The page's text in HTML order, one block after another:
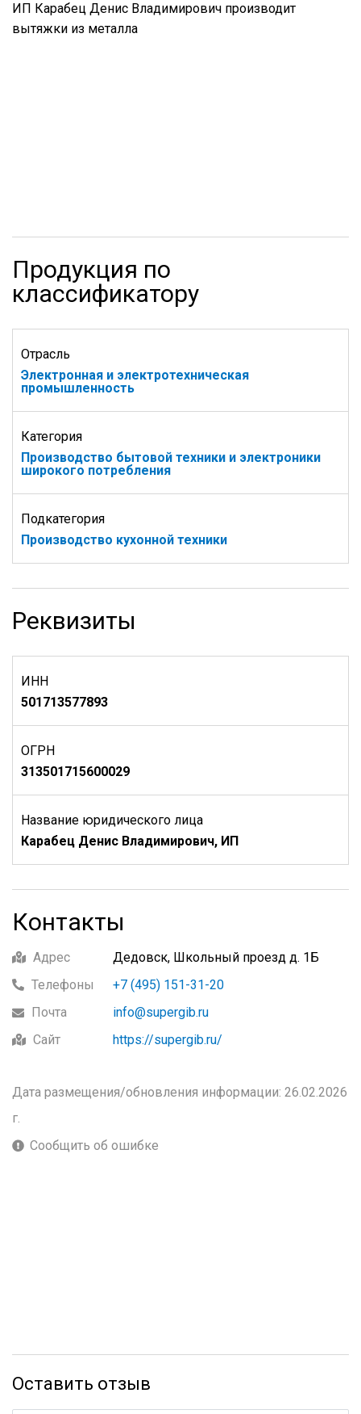
ИП Карабец Денис Владимирович производит
вытяжки из металла
Продукция по
классификатору
Отрасль
Электронная и электротехническая
промышленность
Категория
Производство бытовой техники и электроники
широкого потребления
Подкатегория
Производство кухонной техники
Реквизиты
ИНН
501713577893
ОГРН
313501715600029
Название юридического лица
Карабец Денис Владимирович, ИП
Контакты
Адрес
Дедовск, Школьный проезд д. 1Б
Телефоны
+7 (495) 151-31-20
Почта
info@supergib.ru
Сайт
https://supergib.ru/
Дата размещения/обновления информации: 26.02.2026
г.
Сообщить об ошибке
Оставить отзыв